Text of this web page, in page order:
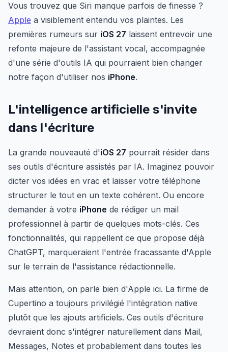
Vous trouvez que Siri manque parfois de finesse ?
Apple a visiblement entendu vos plaintes. Les
premières rumeurs sur iOS 27 laissent entrevoir une
refonte majeure de l'assistant vocal, accompagnée
d'une série d'outils IA qui pourraient bien changer
notre façon d'utiliser nos iPhone.
L'intelligence artificielle s'invite
dans l'écriture
La grande nouveauté d'iOS 27 pourrait résider dans
ses outils d'écriture assistés par IA. Imaginez pouvoir
dicter vos idées en vrac et laisser votre téléphone
structurer le tout en un texte cohérent. Ou encore
demander à votre iPhone de rédiger un mail
professionnel à partir de quelques mots-clés. Ces
fonctionnalités, qui rappellent ce que propose déjà
ChatGPT, marqueraient l'entrée fracassante d'Apple
sur le terrain de l'assistance rédactionnelle.
Mais attention, on parle bien d'Apple ici. La firme de
Cupertino a toujours privilégié l'intégration native
plutôt que les ajouts artificiels. Ces outils d'écriture
devraient donc s'intégrer naturellement dans Mail,
Messages, Notes et probablement dans toutes les